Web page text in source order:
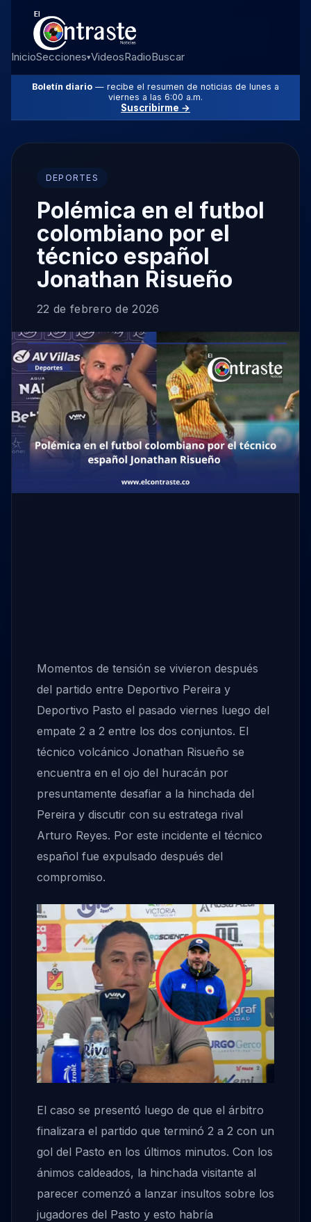
InicioSecciones▾VideosRadioBuscar
Boletín diario — recibe el resumen de noticias de lunes a
viernes a las 6:00 a.m.
Suscribirme →
DEPORTES
Polémica en el futbol
colombiano por el
técnico español
Jonathan Risueño
22 de febrero de 2026
Momentos de tensión se vivieron después
del partido entre Deportivo Pereira y
Deportivo Pasto el pasado viernes luego del
empate 2 a 2 entre los dos conjuntos. El
técnico volcánico Jonathan Risueño se
encuentra en el ojo del huracán por
presuntamente desafiar a la hinchada del
Pereira y discutir con su estratega rival
Arturo Reyes. Por este incidente el técnico
español fue expulsado después del
compromiso.
El caso se presentó luego de que el árbitro
finalizara el partido que terminó 2 a 2 con un
gol del Pasto en los últimos minutos. Con los
ánimos caldeados, la hinchada visitante al
parecer comenzó a lanzar insultos sobre los
jugadores del Pasto y esto habría